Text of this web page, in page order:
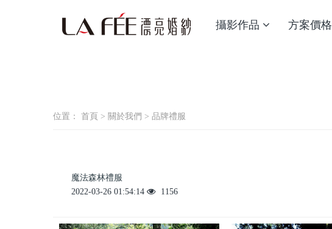
攝影作品 方案價格
位置： 首頁 > 關於我們 > 品牌禮服
魔法森林禮服
2022-03-26 01:54:14 1156